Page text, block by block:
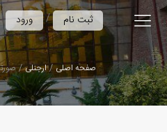
ورود / ثبت نام
صفحه اصلی ارجنلی